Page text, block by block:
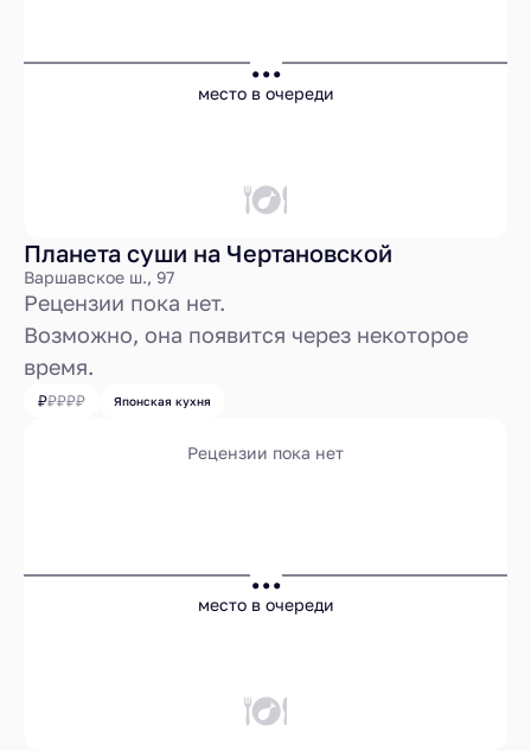
...
место в очереди
Планета суши на Чертановской
Варшавское ш., 97
Рецензии пока нет.
Возможно, она появится через некоторое
время.
Японская кухня
Рецензии пока нет
...
место в очереди